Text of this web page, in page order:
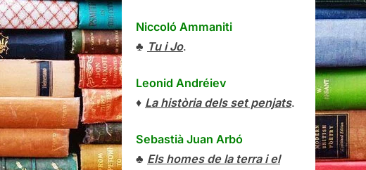
Niccoló Ammaniti
♣ Tu i Jo.
Leonid Andréiev
♦ La història dels set penjats.
Sebastià Juan Arbó
♣ Els homes de la terra i el